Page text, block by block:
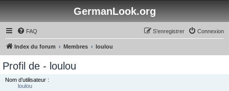
GermanLook.org
FAQ Connexion
S’enregistrer
Index du forum Membres loulou
Profil de - loulou
Nom d’utilisateur :
loulou